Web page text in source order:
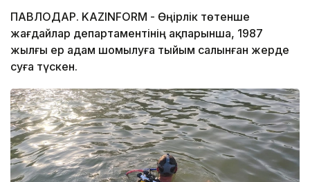
ПАВЛОДАР. KAZINFORM - Өңірлік төтенше
жағдайлар департаментінің ақпарынша, 1987
жылғы ер адам шомылуға тыйым салынған жерде
суға түскен.